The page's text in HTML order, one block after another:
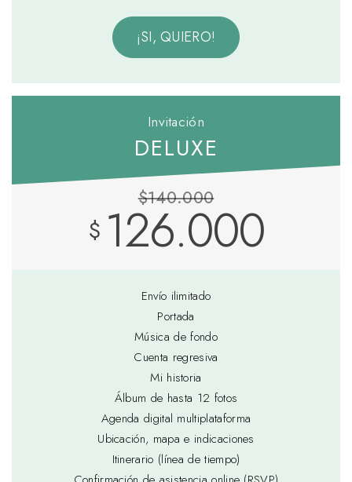
¡SI, QUIERO!
Invitación
DELUXE
$140.000
$ 126.000
Envío ilimitado
Portada
Música de fondo
Cuenta regresiva
Mi historia
Álbum de hasta 12 fotos
Agenda digital multiplataforma
Ubicación, mapa e indicaciones
Itinerario (línea de tiempo)